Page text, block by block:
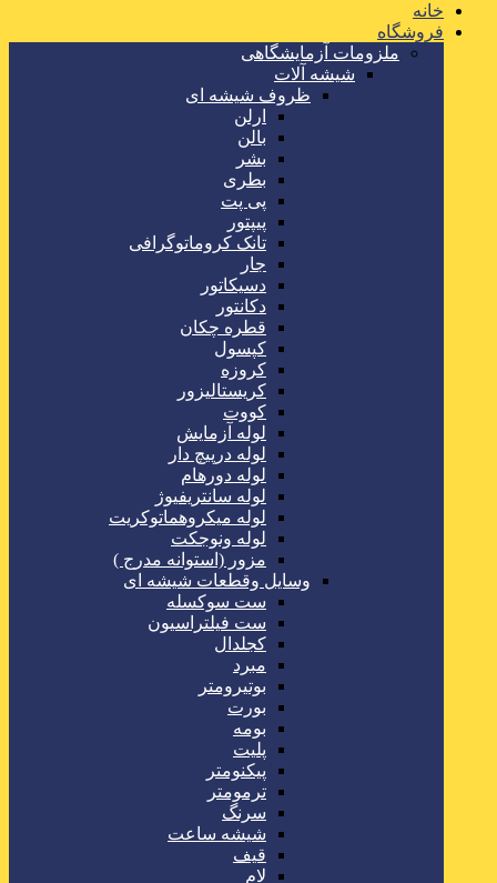
خانه
فروشگاه
ملزومات آزمایشگاهی
شیشه آلات
ظروف شیشه ای
ارلن
بالن
بشر
بطری
پی پت
پیپتور
تانک کروماتوگرافی
جار
دسیکاتور
دکانتور
قطره چکان
کپسول
کروزه
کریستالیزور
کووت
لوله آزمایش
لوله درپیچ دار
لوله دورهام
لوله سانتریفیوژ
لوله میکروهماتوکریت
لوله ونوجکت
مزور (استوانه مدرج )
وسایل وقطعات شیشه ای
ست سوکسله
ست فیلتراسیون
کجلدال
مبرد
بوتیرومتر
بورت
بومه
پلیت
پیکنومتر
ترمومتر
سرنگ
شیشه ساعت
قیف
لام